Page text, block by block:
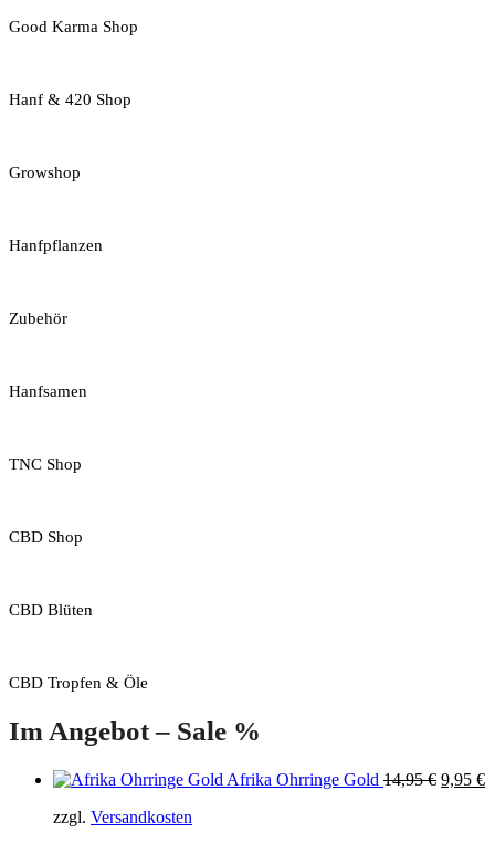
Good Karma Shop
Hanf & 420 Shop
Growshop
Hanfpflanzen
Zubehör
Hanfsamen
TNC Shop
CBD Shop
CBD Blüten
CBD Tropfen & Öle
Im Angebot – Sale %
Afrika Ohrringe Gold 14,95€ 9,95 €
zzgl. Versandkosten